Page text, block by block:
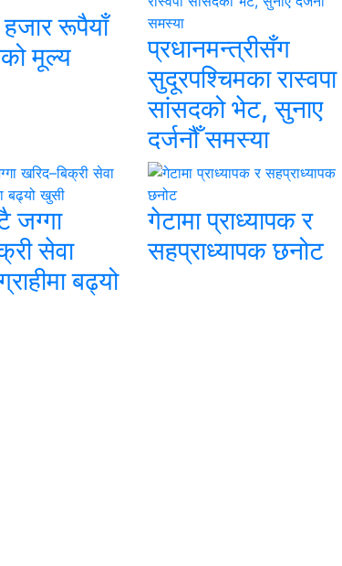
हजार रूपैयाँ
मूल्य
प्रधानमन्त्रीसँग
सुदूरपश्चिमका रास्वपा
सांसदको भेट, सुनाए
दर्जनौँ समस्या
जग्गा
सेवा
बढ्यो
गेटामा प्राध्यापक र
सहप्राध्यापक छनोट